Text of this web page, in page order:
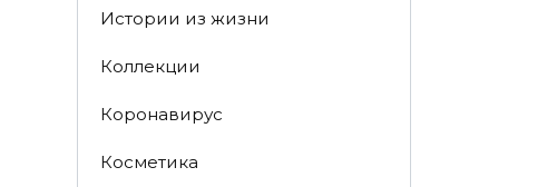
Истории из жизни
Коллекции
Коронавирус
Косметика